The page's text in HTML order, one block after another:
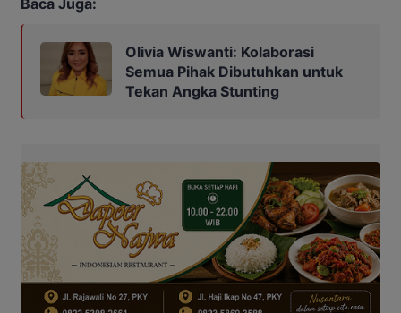
Olivia Wiswanti: Kolaborasi
Semua Pihak Dibutuhkan untuk
Tekan Angka Stunting